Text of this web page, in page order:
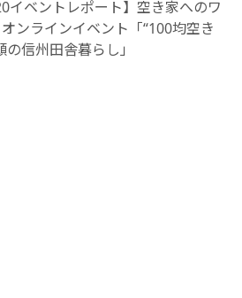
イベントレポート】空き家へのワ
ンラインイベント「“100均空き
信州田舎暮らし」